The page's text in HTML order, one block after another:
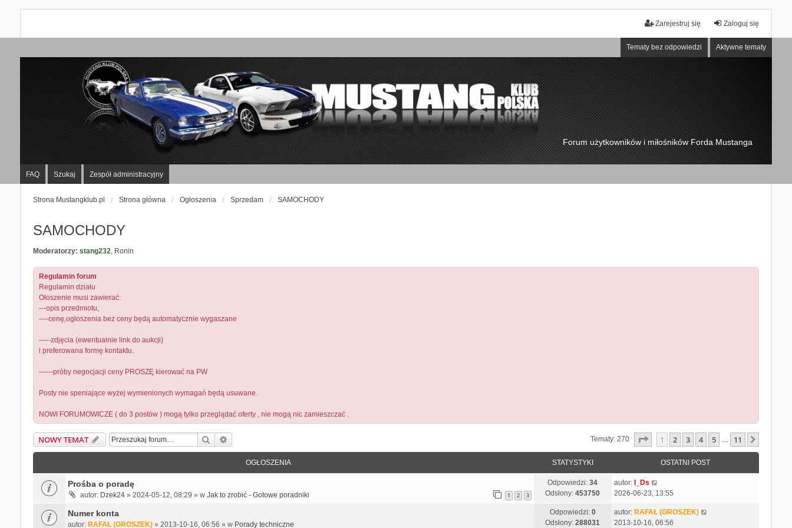
Zaloguj się
Zarejestruj się
Tematy bez odpowiedzi Aktywne tematy
Forum użytkowników i miłośników Forda Mustanga
FAQ Szukaj Zespół administracyjny
Strona Mustangklub.pl Strona główna Ogłoszenia Sprzedam SAMOCHODY
SAMOCHODY
Moderatorzy: stang232, Ronin
Regulamin forum
Regulamin działu
Ołoszenie musi zawierać:
---opis przedmiotu,
----cenę,ogłoszenia bez ceny będą automatycznie wygaszane
-----zdjęcia (ewentualnie link do aukcji)
i preferowana formę kontaktu.
------próby negocjacji ceny PROSZĘ kierować na PW
Posty nie speniające wyżej wymienionych wymagań będą usuwane.
NOWI FORUMOWICZE ( do 3 postów ) mogą tylko przeglądać oferty , nie mogą nic zamieszczać .
NOWY TEMAT Szukaj Tematy: 270 Strona1 z11
1 2 3 4 5 … 11
OGŁOSZENIA STATYSTYKI OSTATNI POST
Prośba o poradę
autor: Dzek24» 2024-05-12, 08:29 » w Jak to zrobić - Gotowe poradniki 1 2 3
Odpowiedzi:34
Odsłony:453750
autor:
I_Ds
2026-06-23, 13:55
Numer konta
autor: RAFAŁ (GROSZEK)» 2013-10-16, 06:56 » w Porady techniczne
Odpowiedzi: 0
Odsłony:288031
autor: RAFAŁ (GROSZEK)
2013-10-16, 06:56